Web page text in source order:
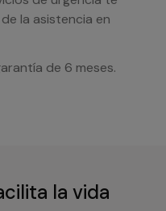
la asistencia en
de 6 meses.
la vida